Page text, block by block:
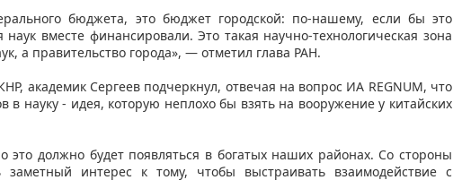
бюджета, это бюджет городской: по-нашему, если бы это
вместе финансировали. Это такая научно-технологическая зона
а правительство города», — отметил глава РАН.
академик Сергеев подчеркнул, отвечая на вопрос ИА REGNUM, что
в науку - идея, которую неплохо бы взять на вооружение у китайских
это должно будет появляться в богатых наших районах. Со стороны
интерес к тому, чтобы выстраивать взаимодействие с